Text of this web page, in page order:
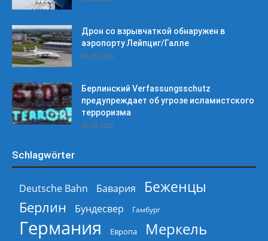
Дрон со взрывчаткой обнаружен в
аэропорту Лейпциг/Галле
06.08.2026
Берлинский Verfassungsschutz
предупреждает об угрозе исламистского
терроризма
06.08.2026
Schlagwörter
Deutsche Bahn Бавария
Беженцы
Берлин
Бундесвер Гамбург
Германия Европа Меркель